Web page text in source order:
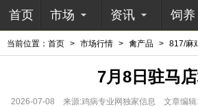
首页 市场 资讯 饲养
当前位置： 首页 > 市场行情 > 禽产品 > 817/麻
7月8日驻马
2026-07-08 来源:鸡病专业网独家信息 文章编